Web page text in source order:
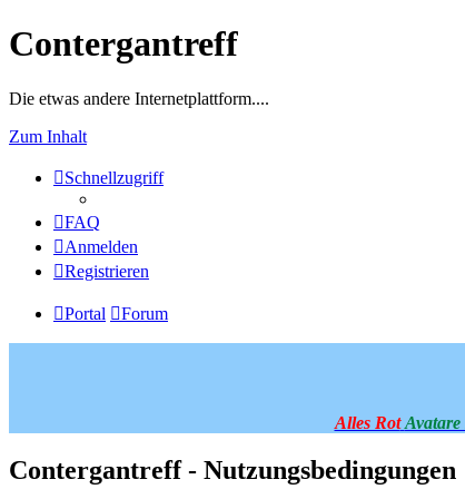
Contergantreff
Die etwas andere Internetplattform....
Zum Inhalt
Schnellzugriff
FAQ
Anmelden
Registrieren
Portal Forum
Alles Rot
Contergantreff - Nutzungsbedingungen